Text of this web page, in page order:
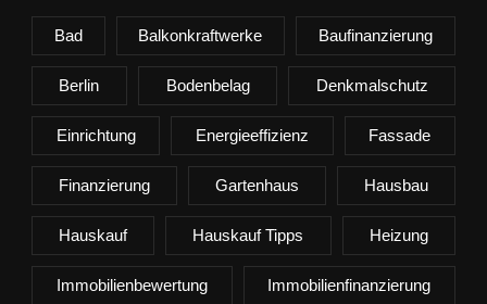
Bad Balkonkraftwerke Baufinanzierung
Berlin Bodenbelag Denkmalschutz
Einrichtung Energieeffizienz Fassade
Finanzierung Gartenhaus Hausbau
Hauskauf Hauskauf Tipps Heizung
Immobilienbewertung Immobilienfinanzierung